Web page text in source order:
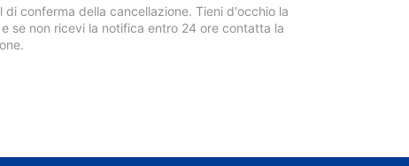
conferma della cancellazione. Tieni d'occhio la
se non ricevi la notifica entro 24 ore contatta la